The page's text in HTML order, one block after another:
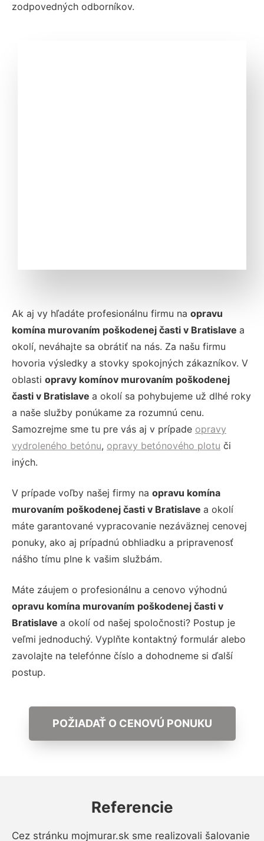
zodpovedných odborníkov.
Ak aj vy hľadáte profesionálnu firmu na opravu
komína murovaním poškodenej časti v Bratislave a
okolí, neváhajte sa obrátiť na nás. Za našu firmu
hovoria výsledky a stovky spokojných zákazníkov. V
oblasti opravy komínov murovaním poškodenej
časti v Bratislave a okolí sa pohybujeme už dlhé roky
a naše služby ponúkame za rozumnú cenu.
Samozrejme sme tu pre vás aj v prípade opravy
vydroleného betónu, opravy betónového plotu či
iných.
V prípade voľby našej firmy na opravu komína
murovaním poškodenej časti v Bratislave a okolí
máte garantované vypracovanie nezáväznej cenovej
ponuky, ako aj prípadnú obhliadku a pripravenosť
nášho tímu plne k vašim službám.
Máte záujem o profesionálnu a cenovo výhodnú
opravu komína murovaním poškodenej časti v
Bratislave a okolí od našej spoločnosti? Postup je
veľmi jednoduchý. Vyplňte kontaktný formulár alebo
zavolajte na telefónne číslo a dohodneme si ďalší
postup.
POŽIADAŤ O CENOVÚ PONUKU
Referencie
Cez stránku mojmurar.sk sme realizovali šalovanie